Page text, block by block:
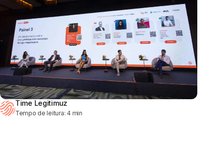
Time Legitimuz
Tempo de leitura: 4 min